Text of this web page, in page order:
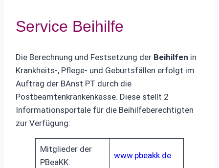
Service Beihilfe
Die Berechnung und Festsetzung der Beihilfen in
Krankheits-, Pflege- und Geburtsfällen erfolgt im
Auftrag der BAnst PT durch die
Postbeamtenkrankenkasse. Diese stellt 2
Informationsportale für die Beihilfeberechtigten
zur Verfügung:
Mitglieder der
PBeaKK:
www.pbeakk.de